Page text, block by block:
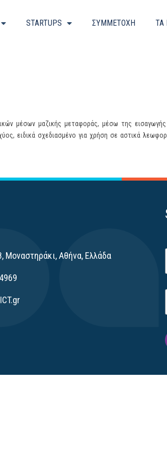
STARTUPS ΣΥΜΜΕΤΟΧΗ ΤΑ
μέσων μαζικής μεταφοράς, μέσω της
ειδικά σχεδιασμένο για χρήση σε αστικά
Μοναστηράκι, Αθήνα, Ελλάδα